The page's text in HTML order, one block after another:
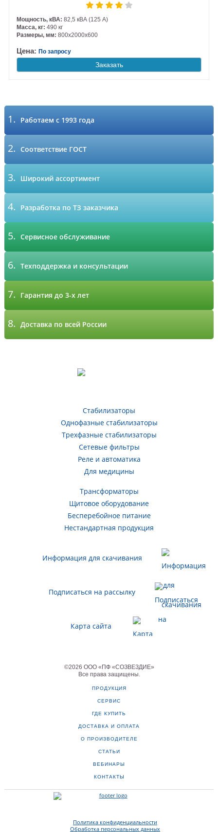
Мощность, кВА:82,5 кВА (125 А)
Масса, кг:490 кг
Размеры, мм:800х2000х600
Цена:По запросу
Заказать
1. Работаем с 1993 года
2. Соответствие ГОСТ
3. Широкий ассортимент
4. Разработка по ТЗ заказчика
5. Сервисное обслуживание
6. Техподдержка и консультации
7. Гарантия до 3-х лет
8. Доставка по всей России
Стабилизаторы
Однофазные стабилизаторы
Трехфазные стабилизаторы
Сетевые фильтры
Реле и автоматика
Для медицины
Трансформаторы
Щитовое оборудование
Бесперебойное питание
Нестандартная продукция
Информация для скачивания
Подписаться на рассылку
Карта сайта
©2026 ООО «ПФ «СОЗВЕЗДИЕ»
Все права защищены.
ПРОДУКЦИЯ
СЕРВИС
ГДЕ КУПИТЬ
ДОСТАВКА И ОПЛАТА
О ПРОИЗВОДИТЕЛЕ
СТАТЬИ
ВЕБИНАРЫ
КОНТАКТЫ
Политика конфиденциальности
Обработка персональных данных